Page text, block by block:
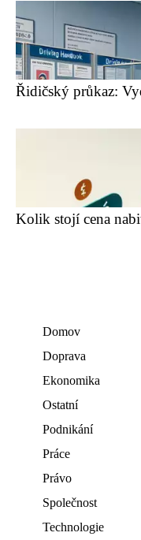
Řidičský průkaz:
Kolik stojí cena
Domov
Doprava
Ekonomika
Ostatní
Podnikání
Práce
Právo
Společnost
Technologie